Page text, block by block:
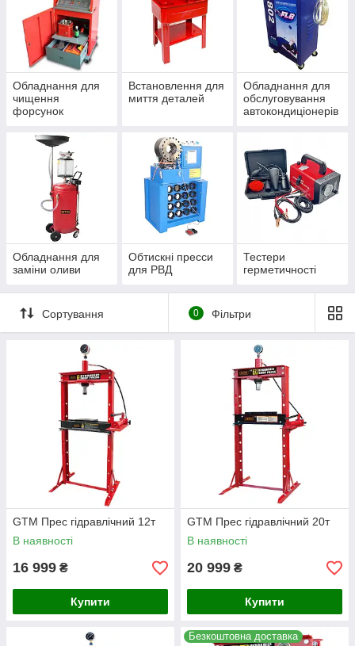
Обладнання для
чищення
форсунок
Встановлення для
миття деталей
Обладнання для
обслуговування
автокондиціонерів
Обладнання для
заміни оливи
Обтискні пpecси
для РВД
Тестери
герметичності
Сортування 0 Фільтри
GTM Прес гідравлічний 12т
В наявності
16 999 ₴
Купити
GTM Прес гідравлічний 20т
В наявності
20 999 ₴
Купити
Безкоштовна доставка